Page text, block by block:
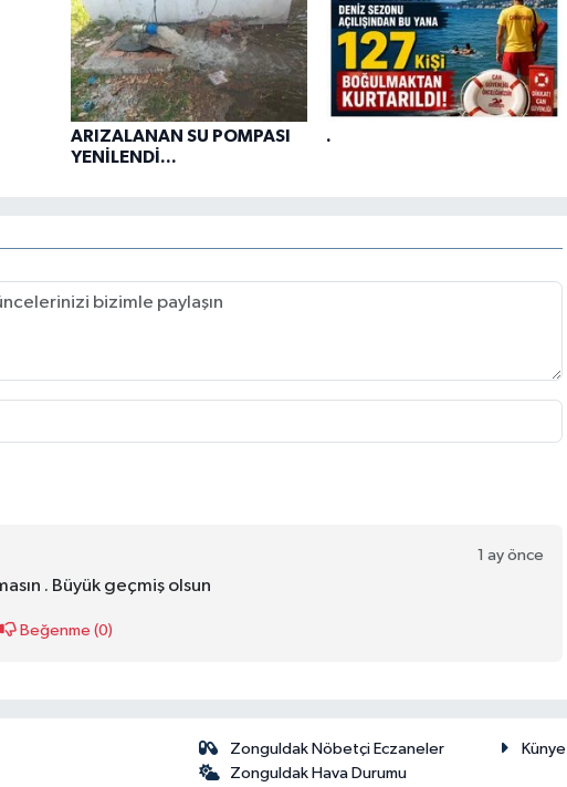
ARIZALANAN SU POMPASI
YENİLENDİ...
.
1 ay önce
. Büyük geçmiş olsun
Beğenme (0)
Zonguldak Nöbetçi Eczaneler
Zonguldak Hava Durumu
Künye